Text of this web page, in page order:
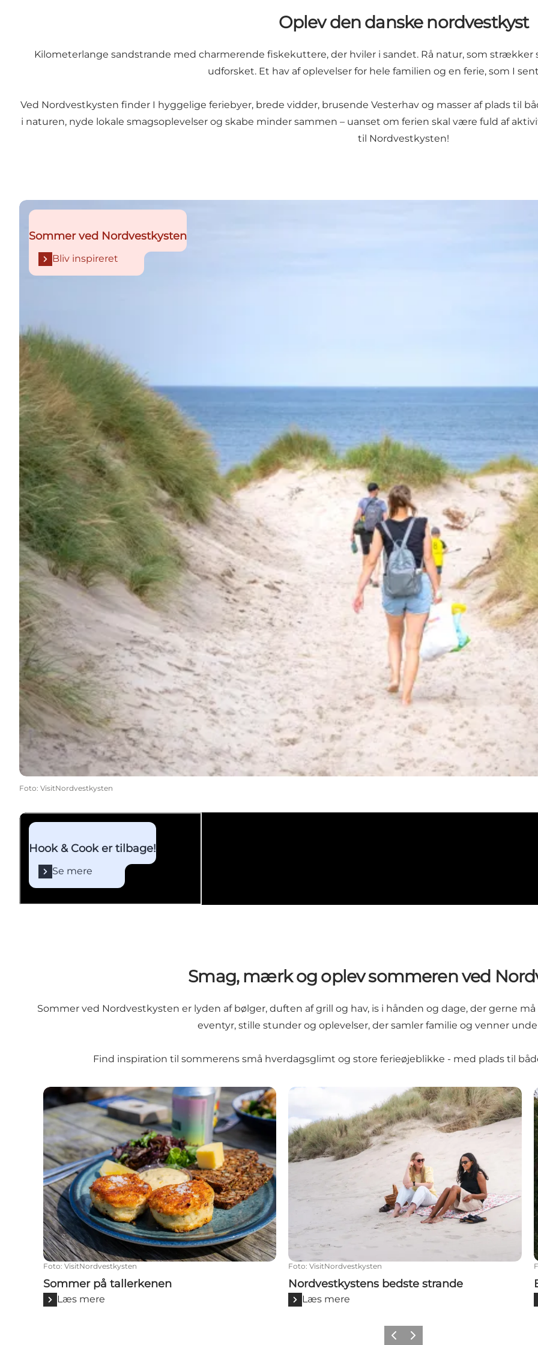
Oplev den danske nordvestkyst
Kilometerlange sandstrande med charmerende fiskekuttere, der hviler i sandet. Rå natur, som
udforsket. Et hav af oplevelser for hele familien og en ferie, som I
Ved Nordvestkysten finder I hyggelige feriebyer, brede vidder, brusende Vesterhav og masser af plads til
i naturen, nyde lokale smagsoplevelser og skabe minder sammen – uanset om ferien skal være fuld af
til Nordvestkysten!
Bliv inspireret
Sommer ved Nordvestkysten
Bliv inspireret
Foto: VisitNordvestkysten
Se mere
Hook & Cook er tilbage!
Se mere
Smag, mærk og oplev sommeren ved
Sommer ved Nordvestkysten er lyden af bølger, duften af grill og hav, is i hånden og dage, der gerne
eventyr, stille stunder og oplevelser, der samler familie og venner
Find inspiration til sommerens små hverdagsglimt og store ferieøjeblikke - med plads til
Sommer på tallerkenen
Foto: VisitNordvestkysten
Sommer på tallerkenen
Læs mere
Nordvestkystens bedste strande
Foto: VisitNordvestkysten
Nordvestkystens bedste strande
Læs mere
ForrigeNæste